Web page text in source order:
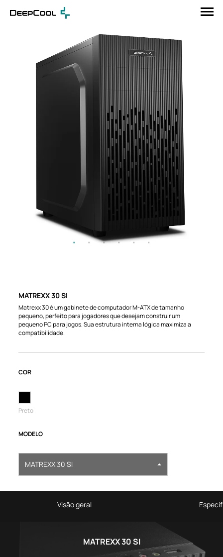
MATREXX 30 SI
Matrexx 30 é um gabinete de computador M-ATX de tamanho
pequeno, perfeito para jogadores que desejam construir um
pequeno PC para jogos. Sua estrutura interna lógica maximiza a
compatibilidade.
COR
Preto
MODELO
MATREXX 30 SI
Visão geral
MATREXX 30 SI